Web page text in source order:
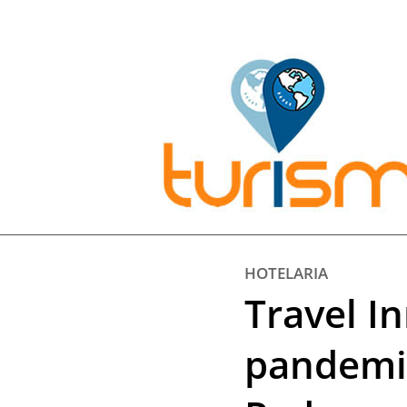
Pesquisar:
HOTELARIA
Travel